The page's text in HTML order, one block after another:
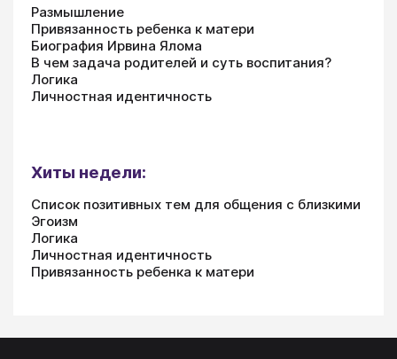
Размышление
Привязанность ребенка к матери
Биография Ирвина Ялома
В чем задача родителей и суть воспитания?
Логика
Личностная идентичность
Хиты недели:
Список позитивных тем для общения с близкими
Эгоизм
Логика
Личностная идентичность
Привязанность ребенка к матери